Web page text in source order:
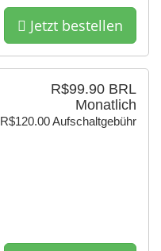
Jetzt bestellen
R$99.90 BRL
Monatlich
R$120.00 Aufschaltgebühr